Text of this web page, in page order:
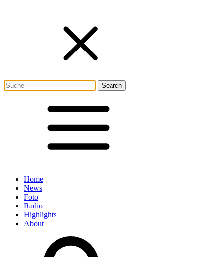
Home
News
Foto
Radio
Highlights
About